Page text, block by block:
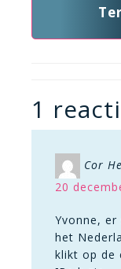
1
Cor
20
Yvonne,
het
klikt op de